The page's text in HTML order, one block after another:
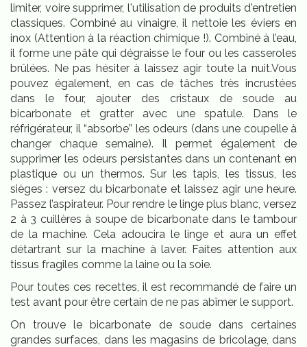
limiter, voire supprimer, l'utilisation de produits d'entretien
classiques. Combiné au vinaigre, il nettoie les éviers en
inox (Attention à la réaction chimique !). Combiné à l’eau,
il forme une pâte qui dégraisse le four ou les casseroles
brûlées. Ne pas hésiter à laissez agir toute la nuit.Vous
pouvez également, en cas de tâches très incrustées
dans le four, ajouter des cristaux de soude au
bicarbonate et gratter avec une spatule. Dans le
réfrigérateur, il “absorbe” les odeurs (dans une coupelle à
changer chaque semaine). Il permet également de
supprimer les odeurs persistantes dans un contenant en
plastique ou un thermos. Sur les tapis, les tissus, les
sièges : versez du bicarbonate et laissez agir une heure.
Passez l’aspirateur. Pour rendre le linge plus blanc, versez
2 à 3 cuillères à soupe de bicarbonate dans le tambour
de la machine. Cela adoucira le linge et aura un effet
détartrant sur la machine à laver. Faites attention aux
tissus fragiles comme la laine ou la soie.
Pour toutes ces recettes, il est recommandé de faire un
test avant pour être certain de ne pas abîmer le support.
On trouve le bicarbonate de soude dans certaines
grandes surfaces, dans les magasins de bricolage, dans